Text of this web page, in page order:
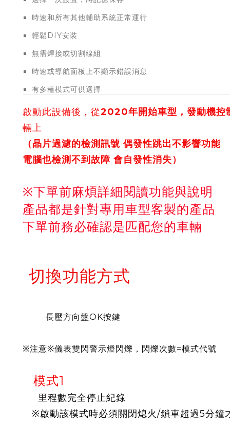
時速和所有其他輔助系統正常運行
輕鬆DIY安裝
無需焊接或切割線組
時速或導航面板上不顯示錯誤消息
有多種模式可供選擇
啟動此設備後，從2020年開始車型，發動機控
輛上
（晶片過濾的檢測訊號 偶發性跳出不影響功能
電腦也檢測不到故障 會自發性消失）
※下單前麻煩詳細閱讀功能與說明
產品都是針對專用車型客製的產品
下單前務必確認是匹配您的車輛
切換功能方式
長壓方向盤OK按鍵
※注意※儀表雙閃警示燈閃爍，閃爍次數=模式代號
模式1
里程數完全停止紀錄
※啟動該模式時必須關閉熄火/鎖車超過5分鐘